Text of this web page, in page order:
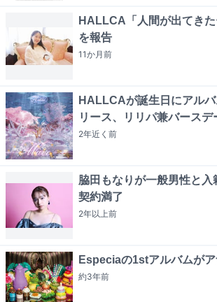
HALLCA「人間が出てき
を報告
11か月前
HALLCAが誕生日にアル
リース、リリパ兼バースデ
2年近く 前
脇田もなりが一般男性と入
契約満了
2年以上前
Especiaの1stアルバムが
約3年前